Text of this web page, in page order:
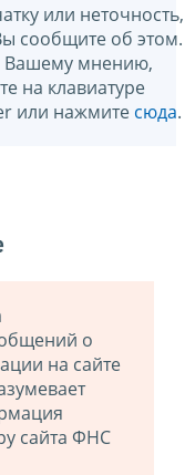
или неточность,
сообщите об этом.
Вашему мнению,
на клавиатуре
или нажмите сюда.
о
на сайте
сайта ФНС